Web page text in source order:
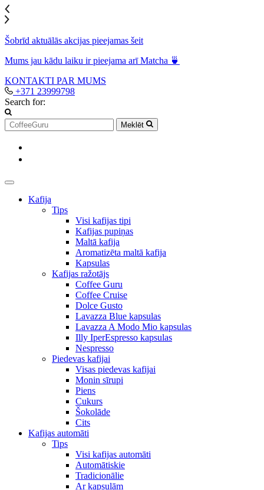
Šobrīd aktuālās akcijas pieejamas šeit
Mums jau kādu laiku ir pieejama arī Matcha 🍵
KONTAKTI PAR MUMS
+371 23999798
Search for:
Meklēt
Kafija
Tips
Visi kafijas tipi
Kafijas pupiņas
Maltā kafija
Aromatizēta maltā kafija
Kapsulas
Kafijas ražotājs
Coffee Guru
Coffee Cruise
Dolce Gusto
Lavazza Blue kapsulas
Lavazza A Modo Mio kapsulas
Illy IperEspresso kapsulas
Nespresso
Piedevas kafijai
Visas piedevas kafijai
Monin sīrupi
Piens
Cukurs
Šokolāde
Cits
Kafijas automāti
Tips
Visi kafijas automāti
Automātiskie
Tradicionālie
Ar kapsulām